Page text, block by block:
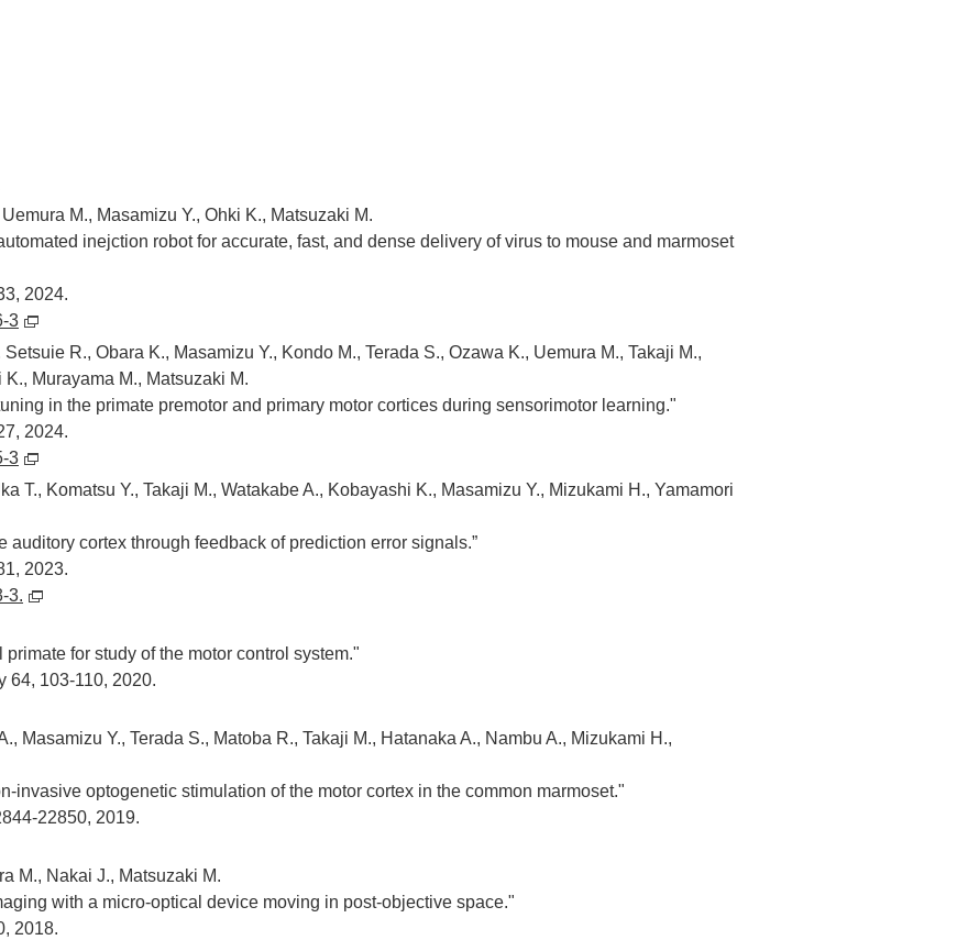
M., Masamizu Y., Ohki K., Matsuzaki M.
inejction robot for accurate, fast, and dense delivery of virus to mouse and marmoset
2024.
3
R., Obara K., Masamizu Y., Kondo M., Terada S., Ozawa K., Uemura M., Takaji M.,
Murayama M., Matsuzaki M.
in the primate premotor and primary motor cortices during sensorimotor learning."
2024.
3
T., Komatsu Y., Takaji M., Watakabe A., Kobayashi K., Masamizu Y., Mizukami H., Yamamori
auditory cortex through feedback of prediction error signals.”
2023.
3.
for study of the motor control system."
64, 103-110, 2020.
Masamizu Y., Terada S., Matoba R., Takaji M., Hatanaka A., Nambu A., Mizukami H.,
invasive optogenetic stimulation of the motor cortex in the common marmoset."
22850, 2019.
M., Nakai J., Matsuzaki M.
with a micro-optical device moving in post-objective space."
2018.